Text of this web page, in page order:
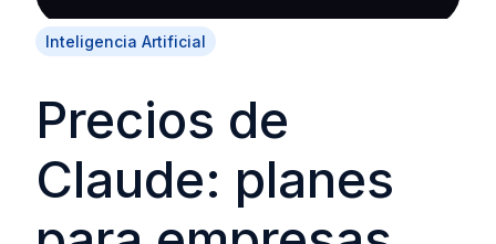
Inteligencia Artificial
Precios de
Claude: planes